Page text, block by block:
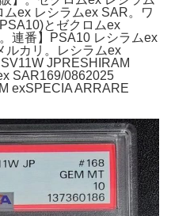
ex レシラムex SAR。ワ
とゼクロムex
連番】PSA10 レシラムex
ルカリ。レシラムex
JPRESHIRAM
SAR169/0862025
exSPECIA ARRARE